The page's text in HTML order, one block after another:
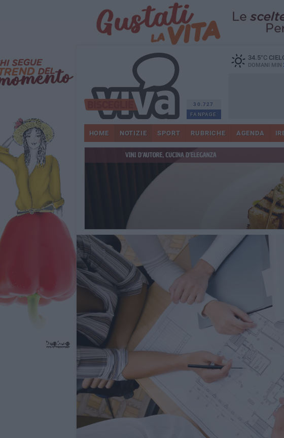
30.727
FANPAGE
34.5°C
DOMANI MIN
HOME NOTIZIE SPORT RUBRICHE AGENDA